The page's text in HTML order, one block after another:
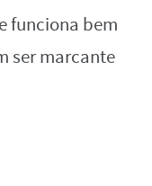
funciona bem
ser marcante